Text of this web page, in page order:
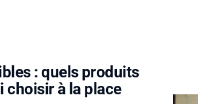
: quels produits
choisir à la place